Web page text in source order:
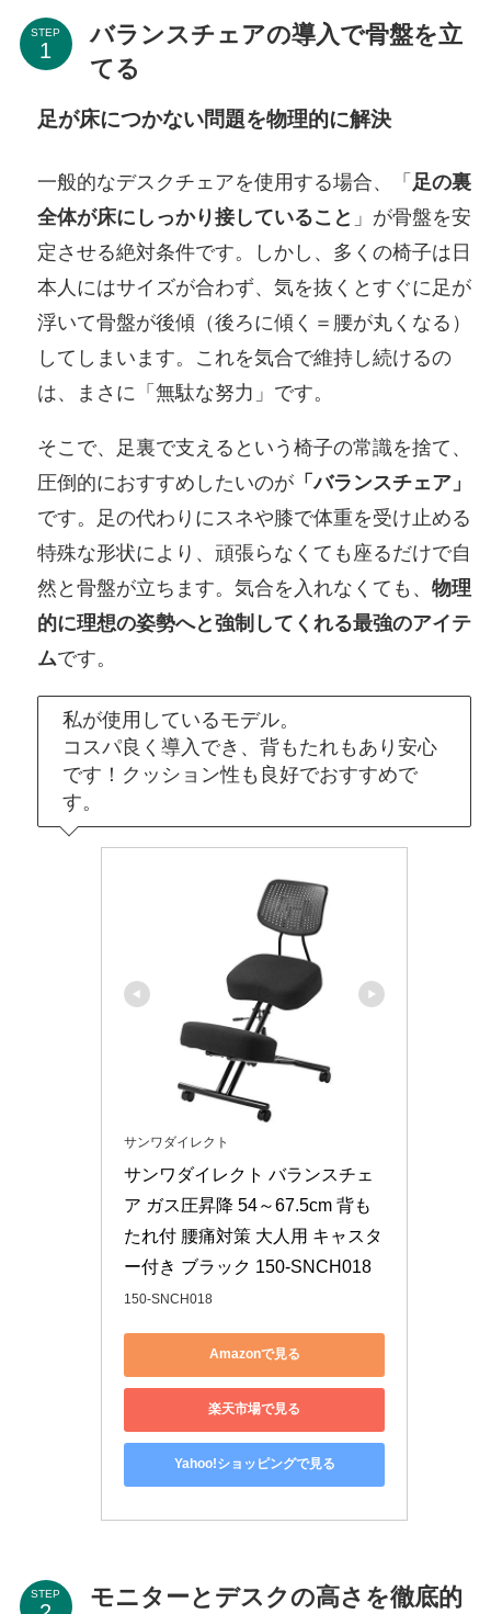
STEP
バランスチェアの導入で骨盤を立
てる
足が床につかない問題を物理的に解決
一般的なデスクチェアを使用する場合、「 足の裏
全体が床にしっかり接していること 」が骨盤を安
定させる絶対条件です。しかし、多くの椅子は日
本人にはサイズが合わず、気を抜くとすぐに足が
浮いて骨盤が後傾（後ろに傾く＝腰が丸くなる）
してしまいます。これを気合で維持し続けるの
は、まさに「無駄な努力」です。
そこで、足裏で支えるという椅子の常識を捨て、
圧倒的におすすめしたいのが「バランスチェア」
です。足の代わりにスネや膝で体重を受け止める
特殊な形状により、頑張らなくても座るだけで自
然と骨盤が立ちます。気合を入れなくても、 物理
的に理想の姿勢へと強制してくれる最強のアイテ
ムです。
私が使用しているモデル。
コスパ良く導入でき、背もたれもあり安心
です！クッション性も良好でおすすめで
す。
サンワダイレクト
サンワダイレクト バランスチェ
ア ガス圧昇降 54～67.5cm 背も
たれ付 腰痛対策 大人用 キャスタ
ー付き ブラック 150-SNCH018
150-SNCH018
Amazonで見る
楽天市場で見る
Yahoo!ショッピングで見る
STEP
モニターとデスクの高さを徹底的